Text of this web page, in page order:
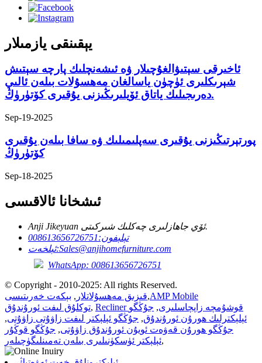
يېقىنقى يازمىلار
ئاخىرقى سېتىۋالغۇچىلار ۋە ئىشەنچلىك پارچە سېتىش
شېرىكلىرى ئۈچۈن ياسالغان مەھسۇلات بىلەن ئالىي
دەرىجىلىك ياتاق ئۆيلىرىڭىزنى يۇقىرى كۆتۈرۈڭ.
Sep-19-2025
پورتېرتىڭىزنى يۇقىرى سەپلىمىلىك ۋە سافا بىلەن يۇقىرى
كۆتۈرۈڭ
Sep-18-2025
ئىشخانا ئالاقىسى
Anji Jikeyuan ئۆي جاھازلىرى چەكلىك شىركىتى.
تېلېفون:008613656726751
ئېلخەت:Sales@anjihomefurniture.com
WhatsApp: 008613656726751
© Copyright - 2010-2025: All rights Reserved.
قىزىق مەھسۇلاتلار , بېكەت خەرىتىسى ,AMP Mobile
توكلۇق لىفت ئورۇندۇق, Recliner قوشۇمچە زاپچاسلىرى, جۇڭگو
ئېلېكترلىك ھورۇن ئورۇندۇق, جۇڭگو ئېلېكتر لىفت زاۋۇتى زاۋۇتى,
جۇڭگو ھورۇن قەۋەت ئويۇن ئورۇندۇق زاۋۇتى, جۇڭگو قوڭۇر
ئېلېكتر ئۈسكۈنىلىرى بىلەن تەمىنلىگۈچىلەر,